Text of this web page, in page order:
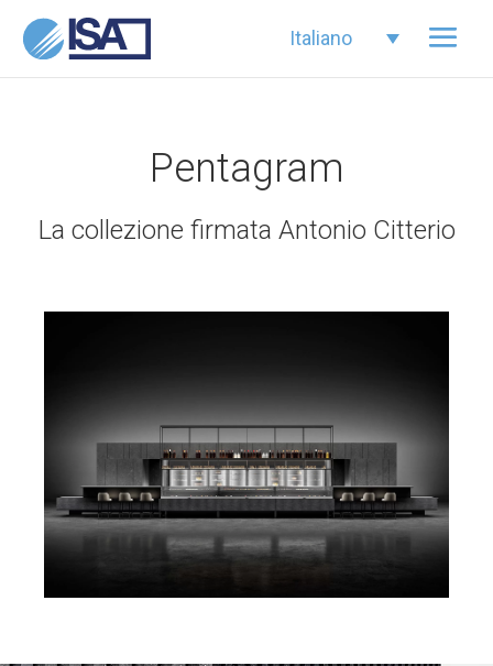
Italiano
Pentagram
La collezione firmata Antonio Citterio